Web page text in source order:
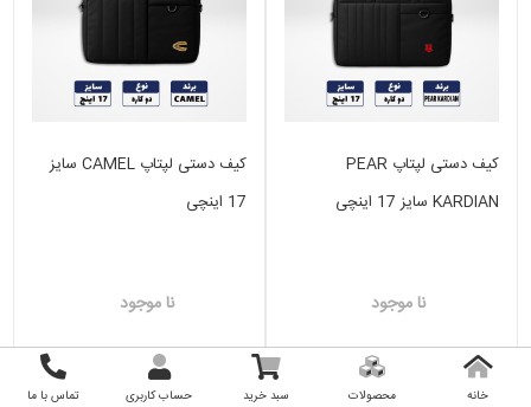
کیف دستی لپتاپ PEAR
KARDIAN سایز 17 اینچی
نا موجود
کیف دستی لپتاپ CAMEL سایز
17 اینچی
نا موجود
خانه محصولات سبد خرید حساب کاربری تماس با ما